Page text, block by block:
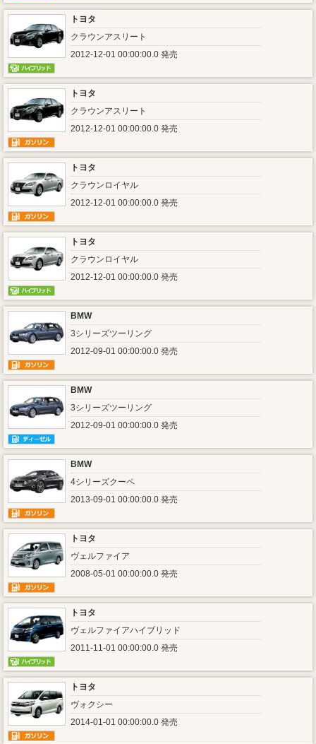
トヨタ
クラウンアスリート
2012-12-01 00:00:00.0 発売
トヨタ
クラウンアスリート
2012-12-01 00:00:00.0 発売
トヨタ
クラウンロイヤル
2012-12-01 00:00:00.0 発売
トヨタ
クラウンロイヤル
2012-12-01 00:00:00.0 発売
BMW
3シリーズツーリング
2012-09-01 00:00:00.0 発売
BMW
3シリーズツーリング
2012-09-01 00:00:00.0 発売
BMW
4シリーズクーペ
2013-09-01 00:00:00.0 発売
トヨタ
ヴェルファイア
2008-05-01 00:00:00.0 発売
トヨタ
ヴェルファイアハイブリッド
2011-11-01 00:00:00.0 発売
トヨタ
ヴォクシー
2014-01-01 00:00:00.0 発売